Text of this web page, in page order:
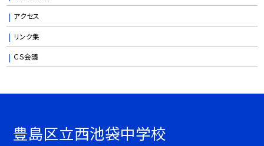
アクセス
リンク集
ＣＳ会議
豊島区立西池袋中学校